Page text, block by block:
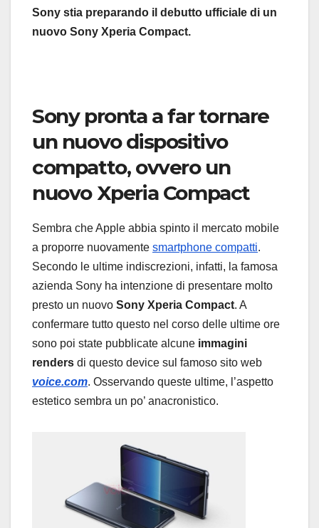
Sony stia preparando il debutto ufficiale di un
nuovo Sony Xperia Compact.
Sony pronta a far tornare
un nuovo dispositivo
compatto, ovvero un
nuovo Xperia Compact
Sembra che Apple abbia spinto il mercato mobile
a proporre nuovamente smartphone compatti.
Secondo le ultime indiscrezioni, infatti, la famosa
azienda Sony ha intenzione di presentare molto
presto un nuovo Sony Xperia Compact. A
confermare tutto questo nel corso delle ultime ore
sono poi state pubblicate alcune immagini
renders di questo device sul famoso sito web
voice.com. Osservando queste ultime, l’aspetto
estetico sembra un po’ anacronistico.